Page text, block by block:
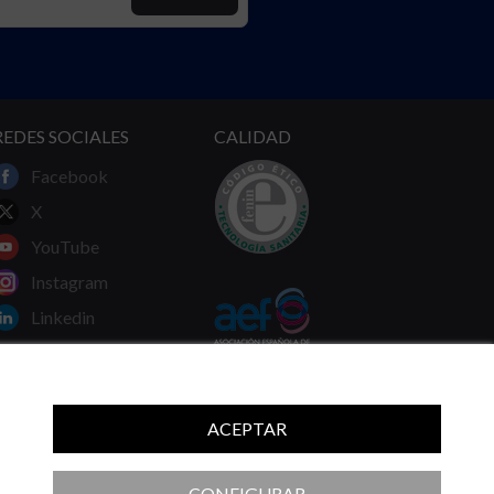
ACEPTAR
SOCIALES
Facebook
X
YouTube
Instagram
Linkedin
CALIDAD
recomendaciones de su médico.